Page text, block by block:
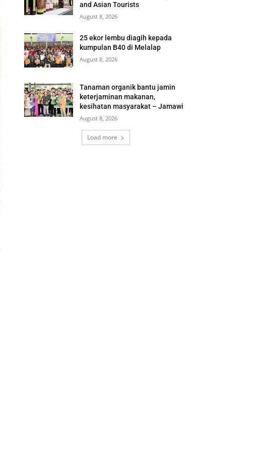
and Asian Tourists
August 8, 2026
25 ekor lembu diagih kepada
kumpulan B40 di Melalap
August 8, 2026
Tanaman organik bantu jamin
keterjaminan makanan,
kesihatan masyarakat – Jamawi
August 8, 2026
Load more